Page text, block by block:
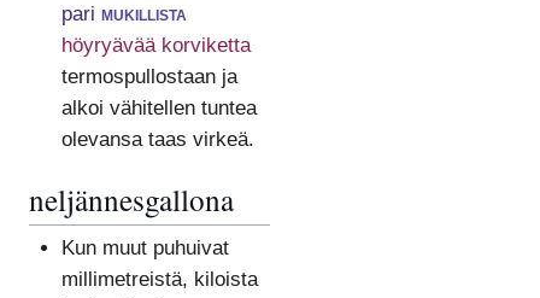
pari mukillista
höyryävää korviketta
termospullostaan ja
alkoi vähitellen tuntea
olevansa taas virkeä.
neljännesgallona
Kun muut puhuivat
millimetreistä, kiloista